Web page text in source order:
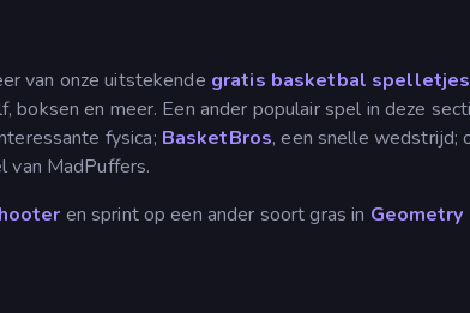
van onze uitstekende gratis basketbal spelletjes
boksen en meer. Een ander populair spel in deze
fysica; BasketBros, een snelle wedstrijd;
van MadPuffers.
en sprint op een ander soort gras in Geometry